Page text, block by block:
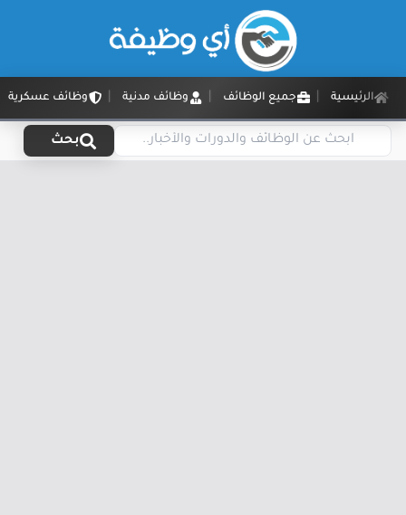
الرئيسية جميع الوظائف وظائف مدنية وظائف عسكرية
بحث